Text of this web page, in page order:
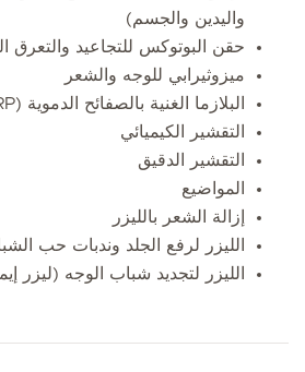
واليدين والجسم)
حقن البوتوكس للتجاعيد والتعرق
ميزوثيرابي للوجه والشعر
البلازما الغنية بالصفائح الدموية (PRP) للوجه والشعر
التقشير الكيميائي
التقشير الدقيق
المواضيع
إزالة الشعر بالليزر
الليزر لرفع الجلد وندبات حب
الليزر لتجديد شباب الوجه (ليزر